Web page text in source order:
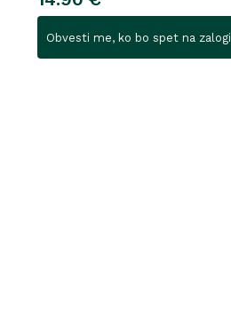
Obvesti me, ko bo spet na zalogi